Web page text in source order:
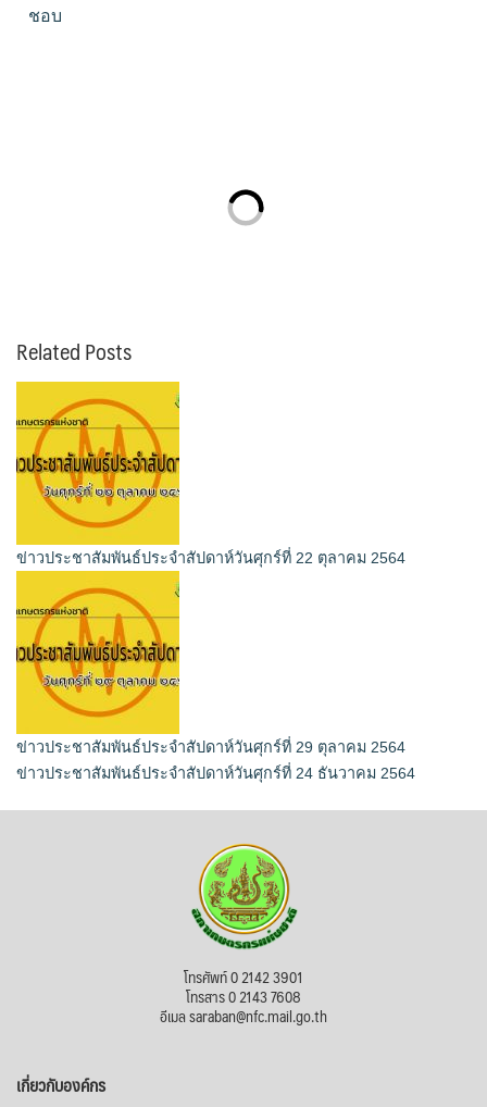
ชอบ
Related Posts
ข่าวประชาสัมพันธ์ประจำสัปดาห์วันศุกร์ที่ 22 ตุลาคม 2564
ข่าวประชาสัมพันธ์ประจำสัปดาห์วันศุกร์ที่ 29 ตุลาคม 2564
ข่าวประชาสัมพันธ์ประจำสัปดาห์วันศุกร์ที่ 24 ธันวาคม 2564
โทรศัพท์ 0 2142 3901
โทรสาร 0 2143 7608
อีเมล saraban@nfc.mail.go.th
เกี่ยวกับองค์กร